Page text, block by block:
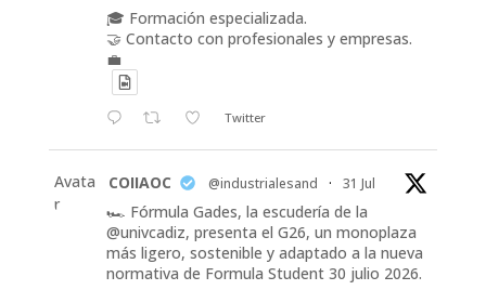
🎓 Formación especializada.
🤝 Contacto con profesionales y empresas.
💼
Twitter
Avata
r
COIIAOC @industrialesand · 31 Jul
🏎️ Fórmula Gades, la escudería de la
@univcadiz, presenta el G26, un monoplaza
más ligero, sostenible y adaptado a la nueva
normativa de Formula Student 30 julio 2026.